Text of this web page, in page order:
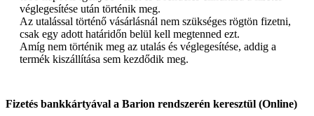
véglegesítése után történik meg.
Az utalással történő vásárlásnál nem szükséges rögtön fizetni,
csak egy adott határidőn belül kell megtenned ezt.
Amíg nem történik meg az utalás és véglegesítése, addig a
termék kiszállítása sem kezdődik meg.
Fizetés bankkártyával a Barion rendszerén keresztül (Online)